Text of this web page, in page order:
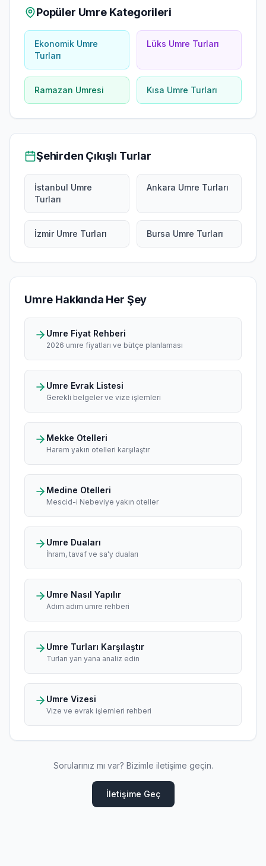
Popüler Umre Kategorileri
Ekonomik Umre
Turları
Lüks Umre Turları
Ramazan Umresi Kısa Umre Turları
Şehirden Çıkışlı Turlar
İstanbul Umre
Turları
Ankara Umre Turları
İzmir Umre Turları Bursa Umre Turları
Umre Hakkında Her Şey
Umre Fiyat Rehberi
2026 umre fiyatları ve bütçe planlaması
Umre Evrak Listesi
Gerekli belgeler ve vize işlemleri
Mekke Otelleri
Harem yakın otelleri karşılaştır
Medine Otelleri
Mescid-i Nebeviye yakın oteller
Umre Duaları
İhram, tavaf ve sa'y duaları
Umre Nasıl Yapılır
Adım adım umre rehberi
Umre Turları Karşılaştır
Turları yan yana analiz edin
Umre Vizesi
Vize ve evrak işlemleri rehberi
Sorularınız mı var? Bizimle iletişime geçin.
İletişime Geç